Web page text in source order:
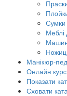
Сумки
Меблі
Манікюр-
Онлайн
Показати
Сховати